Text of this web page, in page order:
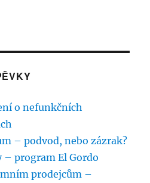
o nefunkčních
– podvod, nebo zázrak?
program El Gordo
prodejcům –